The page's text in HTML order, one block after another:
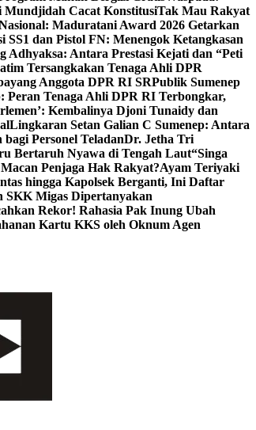
Mundjidah Cacat KonstitusiTak Mau Rakyat
Maduratani Award 2026 Getarkan
SS1 dan Pistol FN: Menengok Ketangkasan
Adhyaksa: Antara Prestasi Kejati dan “Peti
Tersangkakan Tenaga Ahli DPR
Anggota DPR RI SRPublik Sumenep
Peran Tenaga Ahli DPR RI Terbongkar,
Kembalinya Djoni Tunaidy dan
Lingkaran Setan Galian C Sumenep: Antara
Personel TeladanDr. Jetha Tri
Bertaruh Nyawa di Tengah Laut“Singa
Penjaga Hak Rakyat?Ayam Teriyaki
hingga Kapolsek Berganti, Ini Daftar
SKK Migas Dipertanyakan
Rekor! Rahasia Pak Inung Ubah
Kartu KKS oleh Oknum Agen